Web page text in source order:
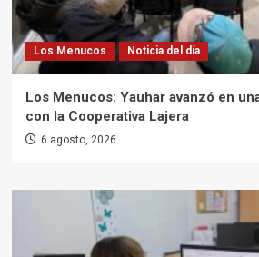
Los Menucos Noticia del día
Los Menucos: Yauhar avanzó en
con la Cooperativa Lajera
6 agosto, 2026